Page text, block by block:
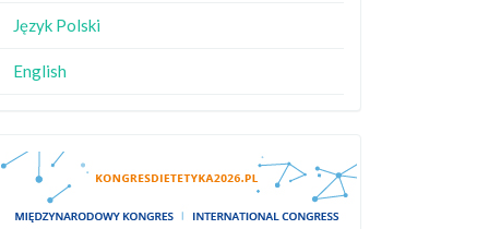
Język Polski
English